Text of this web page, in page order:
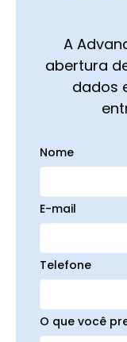
A
abertura
dados
Nome
E-mail
Telefone
O que você